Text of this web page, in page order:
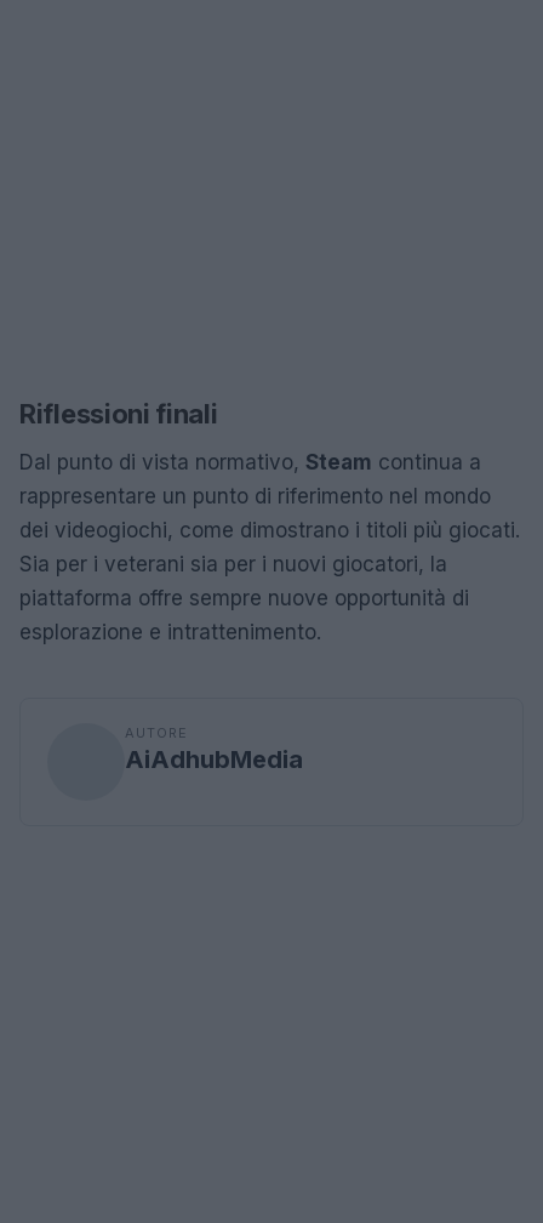
Riflessioni finali
Dal punto di vista normativo, Steam continua a
rappresentare un punto di riferimento nel mondo
dei videogiochi, come dimostrano i titoli più giocati.
Sia per i veterani sia per i nuovi giocatori, la
piattaforma offre sempre nuove opportunità di
esplorazione e intrattenimento.
AUTORE
AiAdhubMedia